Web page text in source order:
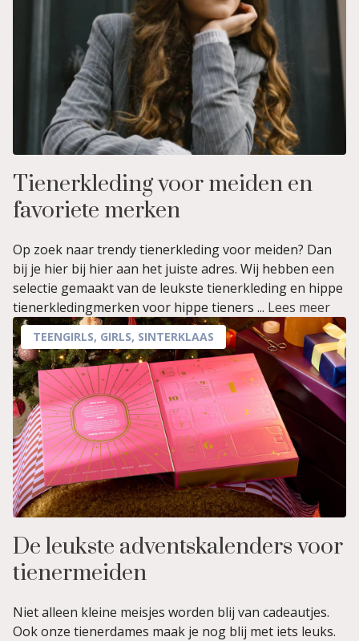
Tienerkleding voor meiden en
favoriete merken
Op zoek naar trendy tienerkleding voor meiden? Dan
bij je hier bij hier aan het juiste adres. Wij hebben een
selectie gemaakt van de leukste tienerkleding en hippe
tienerkledingmerken voor hippe tieners ... Lees meer
TEENGIRLS, GIRLS, SINTERKLAAS
De leukste adventskalenders voor
tienermeiden
Niet alleen kleine meisjes worden blij van cadeautjes.
Ook onze tienerdames maak je nog blij met iets leuks.